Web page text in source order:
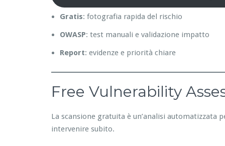
Gratis: fotografia rapida del rischio
OWASP: test manuali e validazione impatto
Report: evidenze e priorità chiare
Free Vulnerability
La scansione gratuita è un’analisi automatizzata
intervenire subito.